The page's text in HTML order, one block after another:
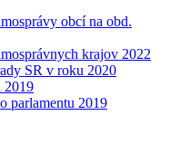
obcí na obd.
krajov 2022
SR v roku 2020
2019
parlamentu 2019